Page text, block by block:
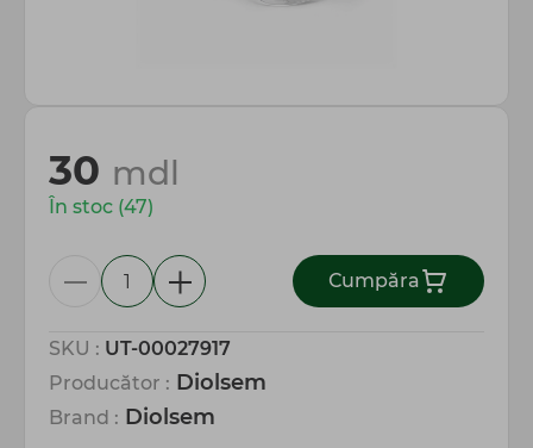
SKU : UT-00027917
Producător : Diolsem
Brand : Diolsem
30 mdl
În stoc (47)
Сumpăra